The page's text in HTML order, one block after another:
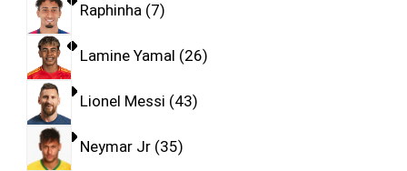
Raphinha 7
Lamine Yamal 26
Lionel Messi 43
Neymar Jr 35